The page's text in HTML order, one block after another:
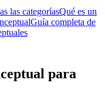
las categoríasQué es un
Guía completa de
para